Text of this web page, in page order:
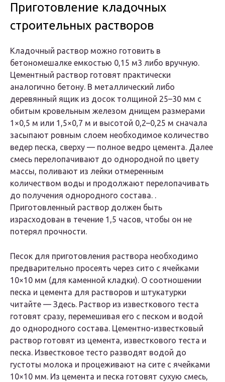
Приготовление кладочных
строительных растворов
Кладочный раствор можно готовить в
бетономешалке емкостью 0,15 м3 либо вручную.
Цементный раствор готовят практически
аналогично бетону. В металлический либо
деревянный ящик из досок толщиной 25–30 мм с
обитым кровельным железом днищем размерами
1×0,5 м или 1,5×0,7 м и высотой 0,2–0,25 м сначала
засыпают ровным слоем необходимое количество
ведер песка, сверху — полное ведро цемента. Далее
смесь перелопачивают до однородной по цвету
массы, поливают из лейки отмеренным
количеством воды и продолжают перелопачивать
до получения однородного состава. .
Приготовленный раствор должен быть
израсходован в течение 1,5 часов, чтобы он не
потерял прочности.
Песок для приготовления раствора необходимо
предварительно просеять через сито с ячейками
10×10 мм (для каменной кладки). О соотношении
песка и цемента для растворов и штукатурки
читайте — Здесь. Раствор из известкового теста
готовят сразу, перемешивая его с песком и водой
до однородного состава. Цементно-известковый
раствор готовят из цемента, известкового теста и
песка. Известковое тесто разводят водой до
густоты молока и процеживают на сите с ячейками
10×10 мм. Из цемента и песка готовят сухую смесь,